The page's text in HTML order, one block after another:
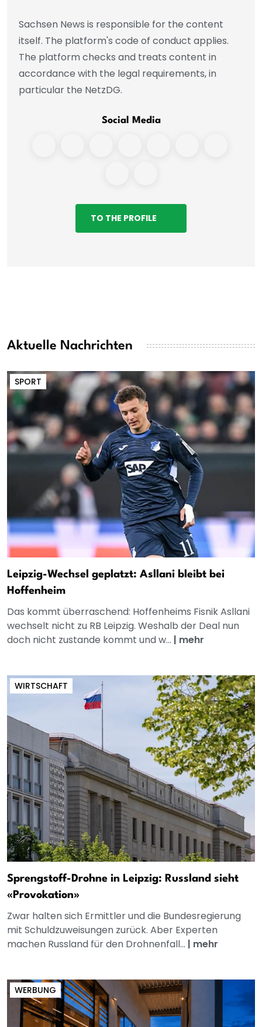
Sachsen News is responsible for the content
itself. The platform's code of conduct applies.
The platform checks and treats content in
accordance with the legal requirements, in
particular the NetzDG.
Social Media
TO THE PROFILE
Aktuelle Nachrichten
SPORT
Leipzig-Wechsel geplatzt: Asllani bleibt bei
Hoffenheim
Das kommt überraschend: Hoffenheims Fisnik Asllani
wechselt nicht zu RB Leipzig. Weshalb der Deal nun
doch nicht zustande kommt und w... | mehr
WIRTSCHAFT
Sprengstoff-Drohne in Leipzig: Russland sieht
«Provokation»
Zwar halten sich Ermittler und die Bundesregierung
mit Schuldzuweisungen zurück. Aber Experten
machen Russland für den Drohnenfall... | mehr
WERBUNG